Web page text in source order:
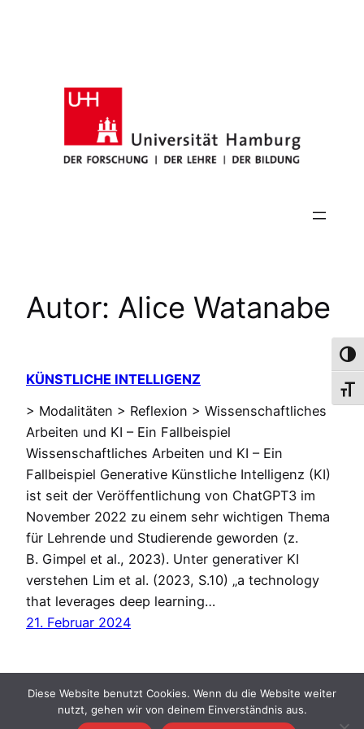
Autor: Alice Watanabe
KÜNSTLICHE INTELLIGENZ
> Modalitäten > Reflexion > Wissenschaftliches
Arbeiten und KI – Ein Fallbeispiel
Wissenschaftliches Arbeiten und KI – Ein
Fallbeispiel Generative Künstliche Intelligenz (KI)
ist seit der Veröffentlichung von ChatGPT3 im
November 2022 zu einem sehr wichtigen Thema
für Lehrende und Studierende geworden (z.
B. Gimpel et al., 2023). Unter generativer KI
verstehen Lim et al. (2023, S.10) „a technology
that leverages deep learning…
21. Februar 2024
Diese Website benutzt Cookies. Wenn du die Website weiter
nutzt, gehen wir von deinem Einverständnis aus.